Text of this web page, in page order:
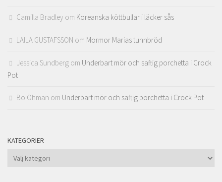
Camilla Bradley om Koreanska köttbullar i läcker sås
LAILA GUSTAFSSON om Mormor Marias tunnbröd
Jessica Sundberg om Underbart mör och saftig porchetta i Crock
Pot
Bo Öhman om Underbart mör och saftig porchetta i Crock Pot
KATEGORIER
Kategorier